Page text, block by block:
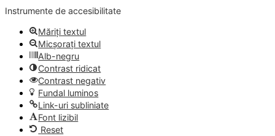
Instrumente de accesibilitate
Măriți textul
Micșorați textul
Alb-negru
Contrast ridicat
Contrast negativ
Fundal luminos
Link-uri subliniate
Font lizibil
Reset